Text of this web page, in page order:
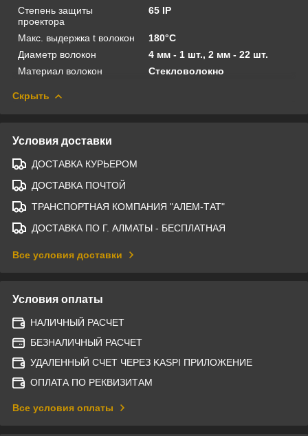
Степень защиты
проектора
65 IP
Макс. выдержка t волокон
180°C
Диаметр волокон
4 мм - 1 шт., 2 мм - 22 шт.
Материал волокон
Стекловолокно
Скрыть
Условия доставки
ДОСТАВКА КУРЬЕРОМ
ДОСТАВКА ПОЧТОЙ
ТРАНСПОРТНАЯ КОМПАНИЯ "АЛЕМ-ТАТ"
ДОСТАВКА ПО Г. АЛМАТЫ - БЕСПЛАТНАЯ
Все условия доставки
Условия оплаты
НАЛИЧНЫЙ РАСЧЕТ
БЕЗНАЛИЧНЫЙ РАСЧЕТ
УДАЛЕННЫЙ СЧЕТ ЧЕРЕЗ KASPI ПРИЛОЖЕНИЕ
ОПЛАТА ПО РЕКВИЗИТАМ
Все условия оплаты